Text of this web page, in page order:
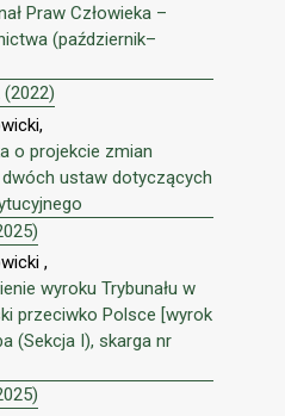
Praw Człowieka –
(październik–
o projekcie zmian
ustaw dotyczących
,
wyroku Trybunału w
przeciwko Polsce [wyrok
(Sekcja I), skarga nr